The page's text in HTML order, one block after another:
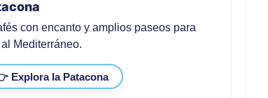
con encanto y amplios paseos para
Mediterráneo.
Explora la Patacona